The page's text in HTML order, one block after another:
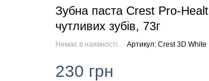
Зубна паста Crest Pro-
чутливих зубів, 73г
Немає в наявності Артикул: Crest 3D White
230 грн